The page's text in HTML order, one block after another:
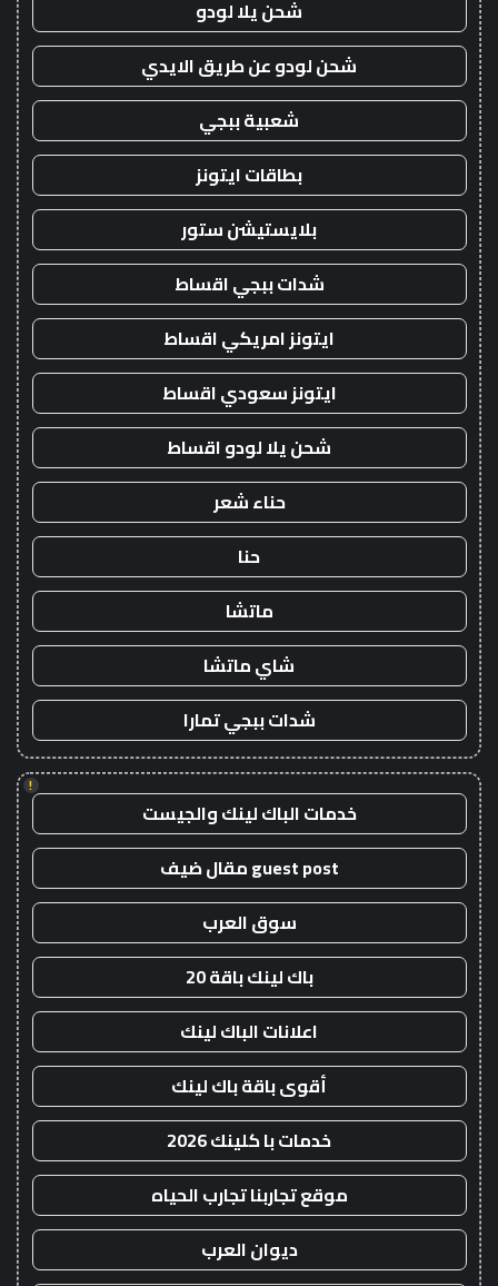
شحن يلا لودو
شحن لودو عن طريق الايدي
شعبية ببجي
بطاقات ايتونز
بلايستيشن ستور
شدات ببجي اقساط
ايتونز امريكي اقساط
ايتونز سعودي اقساط
شحن يلا لودو اقساط
حناء شعر
حنا
ماتشا
شاي ماتشا
شدات ببجي تمارا
!
خدمات الباك لينك والجيست
guest post مقال ضيف
سوق العرب
باك لينك باقة 20
اعلانات الباك لينك
أقوى باقة باك لينك
خدمات با كلينك 2026
موقع تجاربنا تجارب الحياه
ديوان العرب